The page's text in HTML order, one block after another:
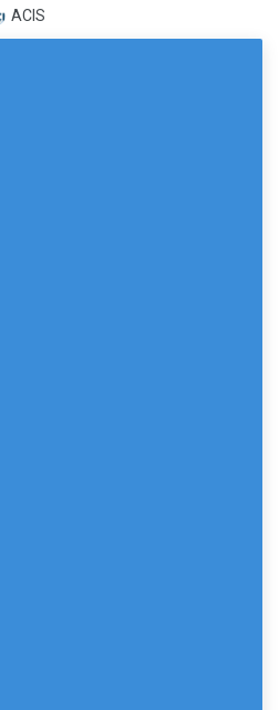
ACIS